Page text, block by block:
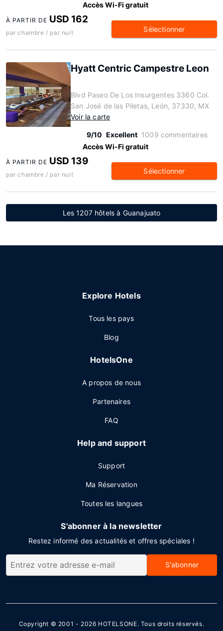
Accès Wi-Fi gratuit
À PARTIR DE USD 162
par chambre / par nuit Sélectionner
Hyatt Centric Campestre Leon
Blvd Paseo De Los Insurgentes 3360 Col.
San José de las Piletas, León, 37330, MX
Voir la carte
9/10 Excellent 1009 commentaires
Accès Wi-Fi gratuit
À PARTIR DE USD 139
par chambre / par nuit Sélectionner
Les 1207 hôtels à Guanajuato
Explore Hotels
Tous les pays
Blog
HotelsOne
A propos de nous
Partenaires
FAQ
Help and support
Support
Ma Réservation
Toutes les langues
S'abonner à la newsletter
Restez informé des actualités et offres spéciales !
S'abonner
Copyright © 2001 - 2026 HOTELSONE. Tous droits réservés.